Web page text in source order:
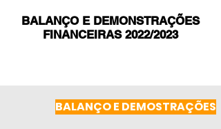
BALANÇO E DEMONSTRAÇÕES
FINANCEIRAS 2022/2023
BALANÇO E DEMOSTRAÇÕES